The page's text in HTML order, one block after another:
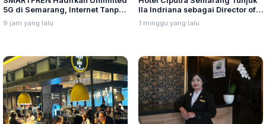
5G di Semarang, Internet Tanpa
Batas Kecepatan
9 jam yang lalu
Ila Indriana sebagai Director of
Sales & Marketing
1 minggu yang lalu